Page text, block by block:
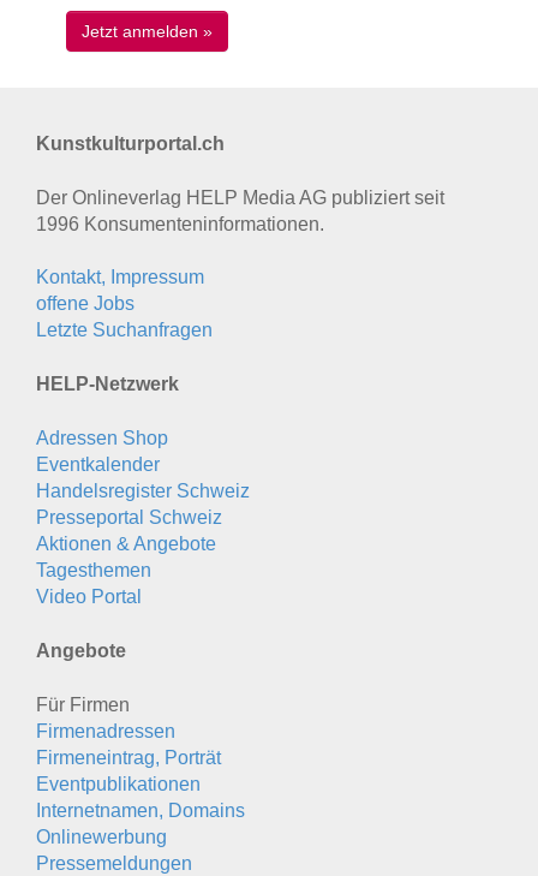
Kunstkulturportal.ch
Der Onlineverlag HELP Media AG publiziert seit
1996 Konsumenten­informationen.
Kontakt, Impressum
offene Jobs
Letzte Suchanfragen
HELP-Netzwerk
Adressen Shop
Eventkalender
Handelsregister Schweiz
Presseportal Schweiz
Aktionen & Angebote
Tagesthemen
Video Portal
Angebote
Für Firmen
Firmenadressen
Firmeneintrag, Porträt
Eventpublikationen
Internetnamen, Domains
Onlinewerbung
Pressemeldungen